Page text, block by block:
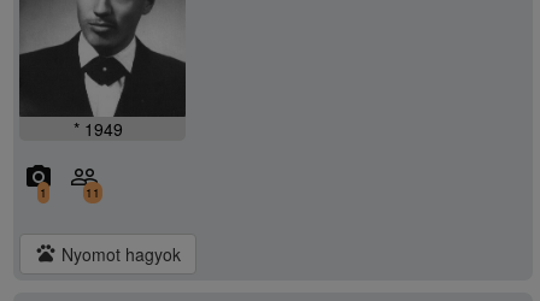
* 1949
camera_alt
1
people_outline
11
pets Nyomot hagyok